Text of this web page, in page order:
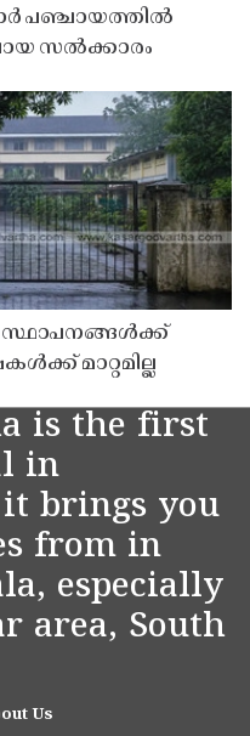
പഞ്ചായത്തിൽ
സൽക്കാരം
സ്ഥാപനങ്ങൾക്ക്
മാറ്റമില്ല
is the first
in
brings you
from in
especially
area, South
Us